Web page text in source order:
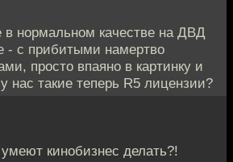
нормальном качестве на ДВД
- с прибитыми намертво
просто впаяно в картинку и
нас такие теперь R5 лицензии?
кинобизнес делать?!